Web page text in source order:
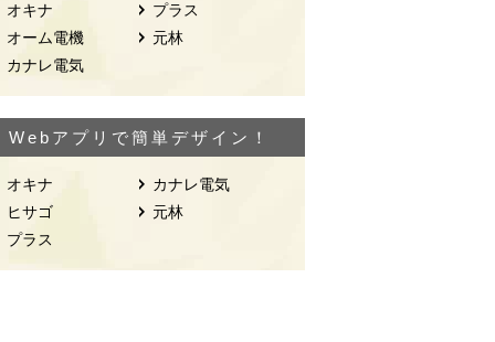
オキナ
オーム電機
カナレ電気
プラス
元林
Webアプリで簡単デザイン！
オキナ
ヒサゴ
プラス
カナレ電気
元林